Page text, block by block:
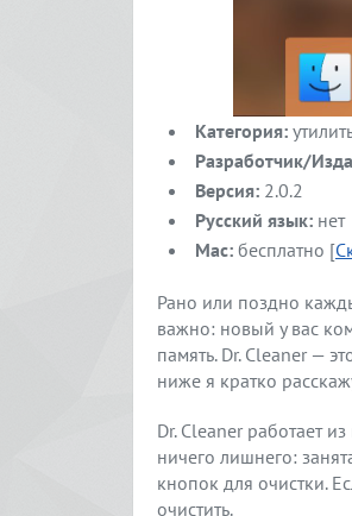
Категория:
Разработчик/
Версия: 2.0.2
Русский язык: нет
Mac: бесплатно [
Рано или поздно
важно: новый у вас
память. Dr. Cleaner —
ниже я кратко
Dr. Cleaner работает
ничего лишнего:
кнопок для очистки.
очистить.